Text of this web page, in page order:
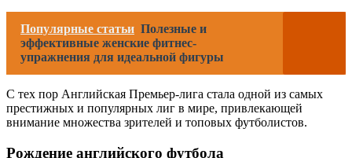
Популярные статьи Полезные и
эффективные женские фитнес-
упражнения для идеальной фигуры
С тех пор Английская Премьер-лига стала одной из самых
престижных и популярных лиг в мире, привлекающей
внимание множества зрителей и топовых футболистов.
Рождение английского футбола